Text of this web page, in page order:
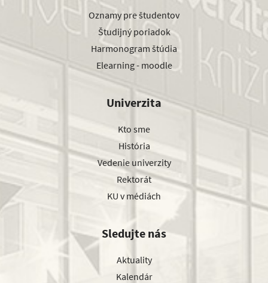
Oznamy pre študentov
Študijný poriadok
Harmonogram štúdia
Elearning - moodle
Univerzita
Kto sme
História
Vedenie univerzity
Rektorát
KU v médiách
Sledujte nás
Aktuality
Kalendár